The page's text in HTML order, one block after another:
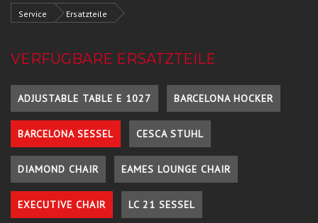
Service Ersatzteile
VERFÜGBARE ERSATZTEILE
ADJUSTABLE TABLE E 1027 BARCELONA HOCKER
BARCELONA SESSEL CESCA STUHL
DIAMOND CHAIR EAMES LOUNGE CHAIR
EXECUTIVE CHAIR LC 21 SESSEL